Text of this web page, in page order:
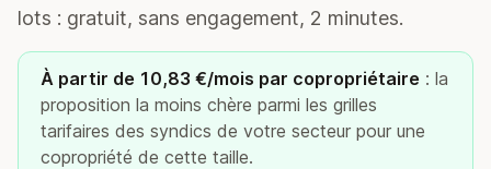
lots : gratuit, sans engagement, 2 minutes.
À partir de 10,83 €/mois par copropriétaire : la
proposition la moins chère parmi les grilles
tarifaires des syndics de votre secteur pour une
copropriété de cette taille.